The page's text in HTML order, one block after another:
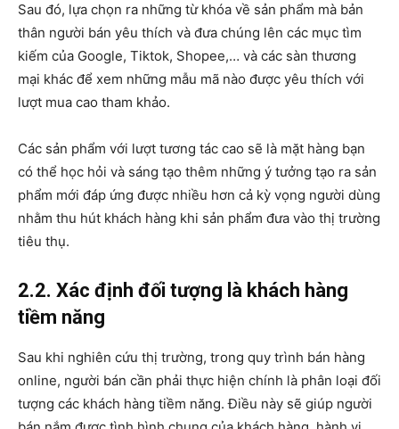
Sau đó, lựa chọn ra những từ khóa về sản phẩm mà bản
thân người bán yêu thích và đưa chúng lên các mục tìm
kiếm của Google, Tiktok, Shopee,… và các sàn thương
mại khác để xem những mẫu mã nào được yêu thích với
lượt mua cao tham khảo.
Các sản phẩm với lượt tương tác cao sẽ là mặt hàng bạn
có thể học hỏi và sáng tạo thêm những ý tưởng tạo ra sản
phẩm mới đáp ứng được nhiều hơn cả kỳ vọng người dùng
nhằm thu hút khách hàng khi sản phẩm đưa vào thị trường
tiêu thụ.
2.2. Xác định đối tượng là khách hàng
tiềm năng
Sau khi nghiên cứu thị trường, trong quy trình bán hàng
online, người bán cần phải thực hiện chính là phân loại đối
tượng các khách hàng tiềm năng. Điều này sẽ giúp người